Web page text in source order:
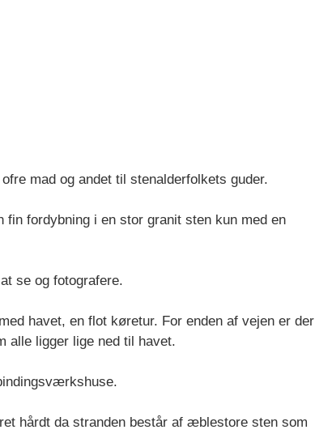
mad og andet til stenalderfolkets guder.
fordybning i en stor granit sten kun med en
se og fotografere.
havet, en flot køretur. For enden af vejen er der
alle ligger lige ned til havet.
hårdt da stranden består af æblestore sten som